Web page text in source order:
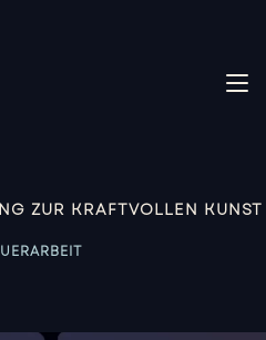
ZUR KRAFTVOLLEN